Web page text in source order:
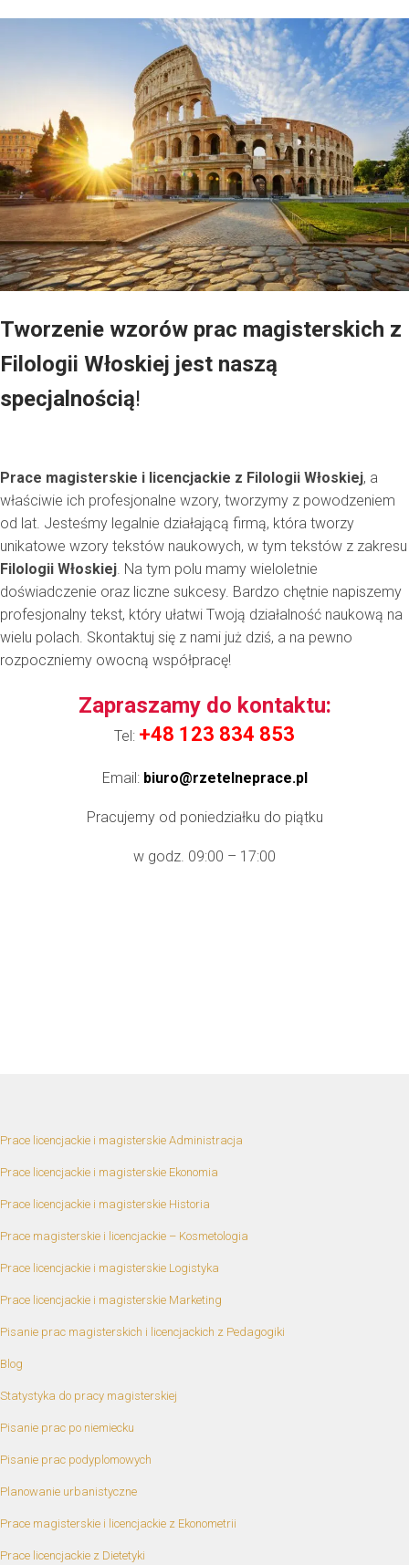
Tworzenie wzorów prac magisterskich z
Filologii Włoskiej jest naszą
specjalnością!
Prace magisterskie i licencjackie z Filologii Włoskiej, a
właściwie ich profesjonalne wzory, tworzymy z powodzeniem
od lat. Jesteśmy legalnie działającą firmą, która tworzy
unikatowe wzory tekstów naukowych, w tym tekstów z zakresu
Filologii Włoskiej. Na tym polu mamy wieloletnie
doświadczenie oraz liczne sukcesy. Bardzo chętnie napiszemy
profesjonalny tekst, który ułatwi Twoją działalność naukową na
wielu polach. Skontaktuj się z nami już dziś, a na pewno
rozpoczniemy owocną współpracę!
Zapraszamy do kontaktu:
Tel: +48 123 834 853
Email: biuro@rzetelneprace.pl
Pracujemy od poniedziałku do piątku
w godz. 09:00 – 17:00
Prace licencjackie i magisterskie Administracja
Prace licencjackie i magisterskie Ekonomia
Prace licencjackie i magisterskie Historia
Prace magisterskie i licencjackie – Kosmetologia
Prace licencjackie i magisterskie Logistyka
Prace licencjackie i magisterskie Marketing
Pisanie prac magisterskich i licencjackich z Pedagogiki
Blog
Statystyka do pracy magisterskiej
Pisanie prac po niemiecku
Pisanie prac podyplomowych
Planowanie urbanistyczne
Prace magisterskie i licencjackie z Ekonometrii
Prace licencjackie z Dietetyki